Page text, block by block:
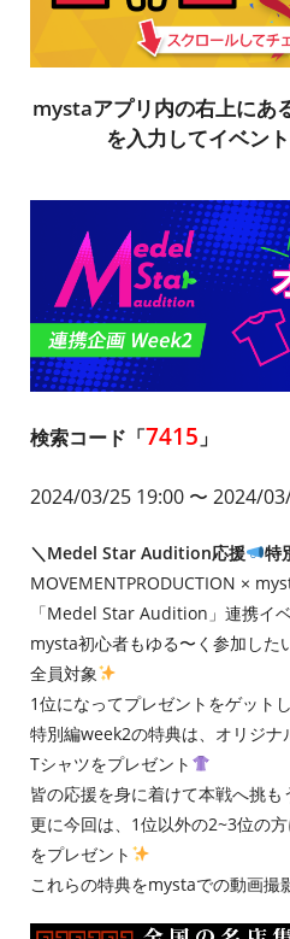
mystaアプリ内の右上にあ
を入力してイベン
検索コード「7415 」
2024/03/25 19:00 〜 2024/
＼Medel Star Audition応援 特
MOVEMENTPRODUCTION ×
「Medel Star Audition」連携イ
mysta初心者もゆる〜く参加した
全員対象
1位になってプレゼントをゲット
特別編week2の特典は、オリジ
Tシャツをプレゼント
皆の応援を身に着けて本戦へ挑も
更に今回は、1位以外の2~3位の
をプレゼント
これらの特典をmystaでの動画撮